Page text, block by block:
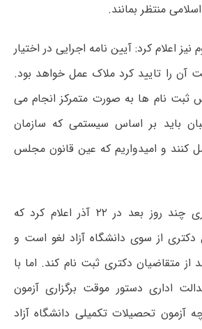
منتظر بمانند.
اعلام کرد: آیین نامه اجرایی در اختیار
آن را تایید کرد ملاک عمل خواهد بود.
ثبت نام ها به صورت متمرکز انجام می
باید بر اساس سیستمی که سازمان
کنند و امیدواریم که عین قانون مجلس
اما دیوان عدالت اداری چند روز بعد در ۲۲ آذر اعلام کرد که
دکتری از سوی دانشگاه آزاد لغو است و
از متقاضیان دکتری ثبت نام کند. اما با
اداری دستور موقت برگزاری آزمون
آزمون تحصیلات تکمیلی دانشگاه آزاد